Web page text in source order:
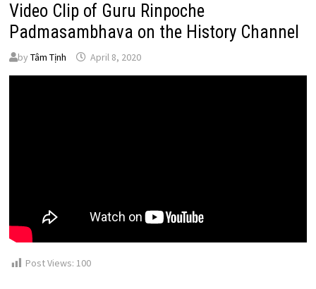
Video Clip of Guru Rinpoche
Padmasambhava on the History Channel
by Tâm Tịnh April 8, 2020
Post Views: 100